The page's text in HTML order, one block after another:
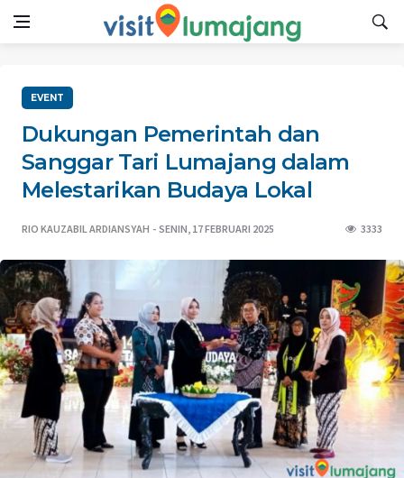
EVENT
Dukungan Pemerintah dan
Sanggar Tari Lumajang dalam
Melestarikan Budaya Lokal
RIO KAUZABIL ARDIANSYAH SENIN, 17 FEBRUARI 2025 3333